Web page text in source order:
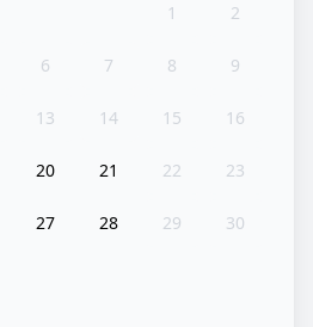
1 2
6 7 8 9
13 14 15 16
20 21 22 23
27 28 29 30